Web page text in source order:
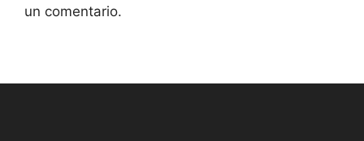
un comentario.